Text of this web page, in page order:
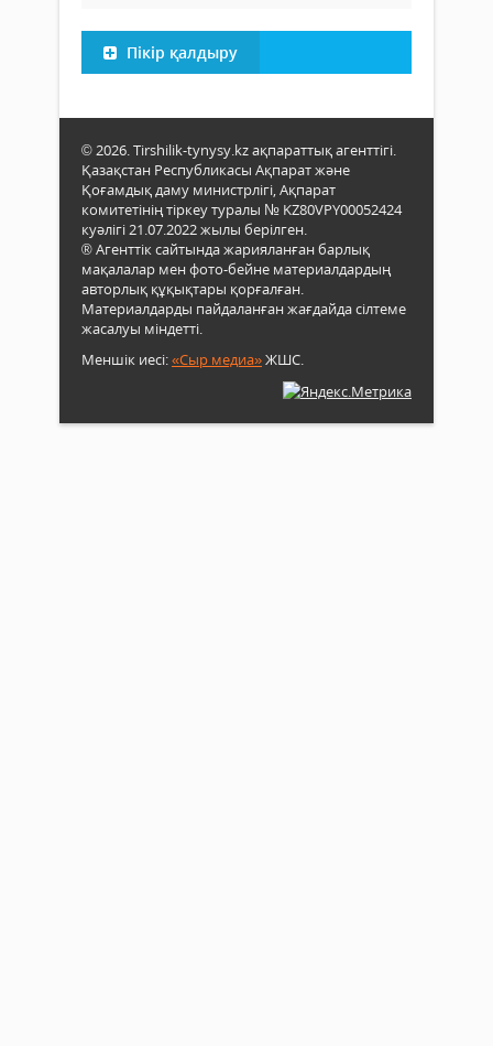
Пікір қалдыру
© 2026. Tirshilik-tynysy.kz ақпараттық агенттігі.
Қазақстан Республикасы Ақпарат және
Қоғамдық даму министрлігі, Ақпарат
комитетінің тіркеу туралы № KZ80VPY00052424
куәлігі 21.07.2022 жылы берілген.
® Агенттік сайтында жарияланған барлық
мақалалар мен фото-бейне материалдардың
авторлық құқықтары қорғалған.
Материалдарды пайдаланған жағдайда сілтеме
жасалуы міндетті.
Меншік иесі:«Сыр медиа»ЖШС.